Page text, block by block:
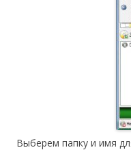
Выберем папку и имя